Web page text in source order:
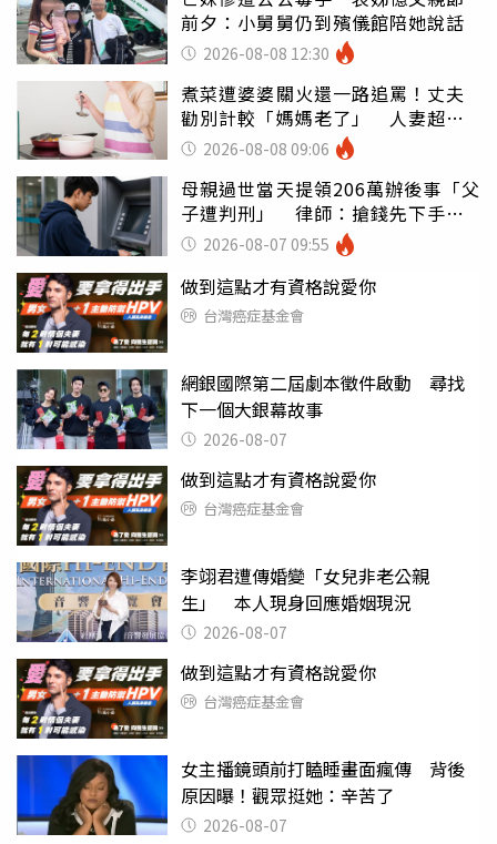
前夕：小舅舅仍到殯儀館陪她說話
2026-08-08 12:30
煮菜遭婆婆關火還一路追罵！丈夫
勸別計較「媽媽老了」 人妻超崩
潰：我像台傭
2026-08-08 09:06
母親過世當天提領206萬辦後事「父
子遭判刑」 律師：搶錢先下手是
罪 2026-08-07 09:55
做到這點才有資格說愛你
台灣癌症基金會
網銀國際第二屆劇本徵件啟動 尋找
下一個大銀幕故事
2026-08-07
做到這點才有資格說愛你
台灣癌症基金會
李翊君遭傳婚變「女兒非老公親
生」 本人現身回應婚姻現況
2026-08-07
做到這點才有資格說愛你
台灣癌症基金會
女主播鏡頭前打瞌睡畫面瘋傳 背後
原因曝！觀眾挺她：辛苦了
2026-08-07